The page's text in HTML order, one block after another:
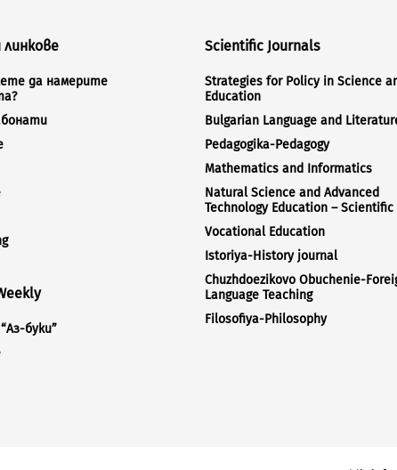
линкове
да намерите
буки”
Scientific Journals
Strategies for Policy in Science
Education
Bulgarian Language and
Pedagogika-Pedagogy
Mathematics and Informatics
Natural Science and Advanced
Technology Education –
Vocational Education
Istoriya-History journal
Chuzhdoezikovo Obuchenie-
Language Teaching
Filosofiya-Philosophy